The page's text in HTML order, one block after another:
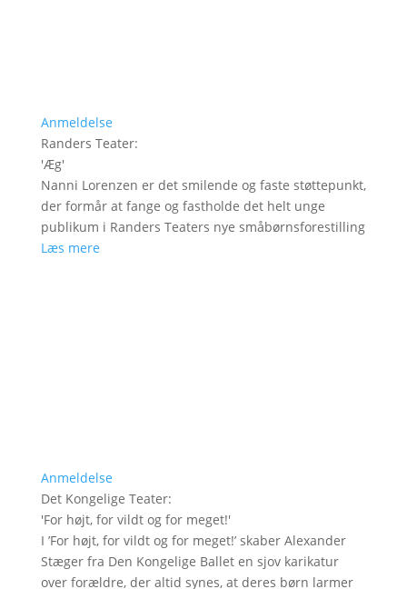
Anmeldelse
Randers Teater:
'Æg'
Nanni Lorenzen er det smilende og faste støttepunkt,
der formår at fange og fastholde det helt unge
publikum i Randers Teaters nye småbørnsforestilling
Læs mere
Anmeldelse
Det Kongelige Teater:
'For højt, for vildt og for meget!'
I ’For højt, for vildt og for meget!’ skaber Alexander
Stæger fra Den Kongelige Ballet en sjov karikatur
over forældre, der altid synes, at deres børn larmer